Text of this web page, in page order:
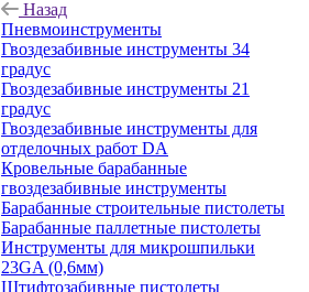
Назад
Пневмоинструменты
Гвоздезабивные инструменты 34
градус
Гвоздезабивные инструменты 21
градус
Гвоздезабивные инструменты для
отделочных работ DA
Кровельные барабанные
гвоздезабивные инструменты
Барабанные строительные пистолеты
Барабанные паллетные пистолеты
Инструменты для микрошпильки
23GA (0,6мм)
Штифтозабивные пистолеты